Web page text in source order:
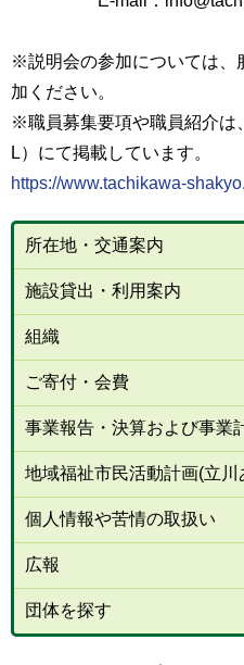
所在地・交通案内
施設貸出・利用案内
組織
ご寄付・会費
事業報告・決算および事業
地域福祉市民活動計画(立
個人情報や苦情の取扱い
広報
団体を探す
※説明会の参加については、
加ください。
※職員募集要項や職員紹介は
L）にて掲載しています。
https://www.tachikawa-